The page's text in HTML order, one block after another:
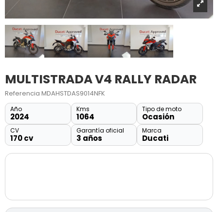
MULTISTRADA V4 RALLY RADAR
Referencia MDAHSTDAS9014NFK
Año
2024
Kms
1064
Tipo de moto
Ocasión
CV
170 cv
Garantía oficial
3 años
Marca
Ducati